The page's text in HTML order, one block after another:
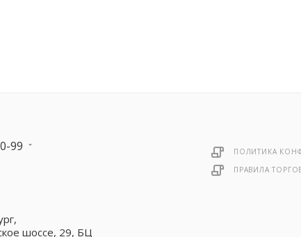
99
шоссе, 29, БЦ
ПОЛИТИКА
ПРАВИЛА